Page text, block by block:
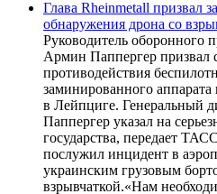
Глава Rheinmetall призвал
обнаружения дрона со
Руководитель оборонного
Армин Паппергер призвал
противодействия
заминированного аппарата
в Лейпциге. Генеральный
Паппергер указал на
государства, передает
послужил инцидент в
украинским грузовым
взрывчаткой.«Нам